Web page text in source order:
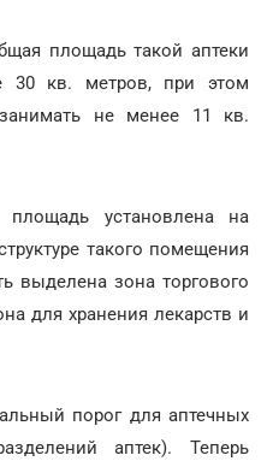
площадь такой аптеки
30 кв. метров, при этом
не менее 11 кв.
установлена на
такого помещения
выделена зона торгового
для хранения лекарств и
порог для аптечных
аптек). Теперь